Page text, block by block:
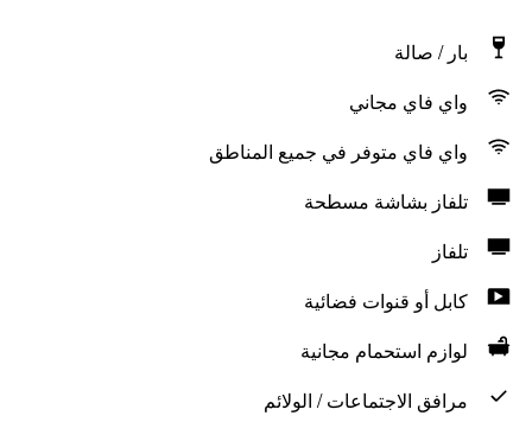
بار / صالة
واي فاي مجاني
واي فاي متوفر في جميع المناطق
تلفاز بشاشة مسطحة
تلفاز
كابل أو قنوات فضائية
لوازم استحمام مجانية
مرافق الاجتماعات / الولائم